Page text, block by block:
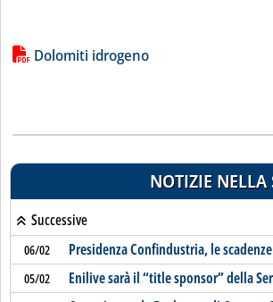
Lista allegati PDF alla notizia
Dolomiti idrogeno
NOTIZIE NELLA
Successive
06/02 Presidenza Confindustria, le scadenze
05/02 Enilive sarà il “title sponsor” della